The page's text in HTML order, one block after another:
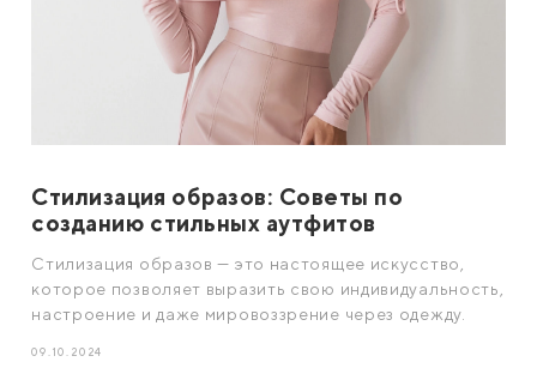
Стилизация образов: Советы по
созданию стильных аутфитов
Стилизация образов — это настоящее искусство,
которое позволяет выразить свою индивидуальность,
настроение и даже мировоззрение через одежду.
09.10.2024